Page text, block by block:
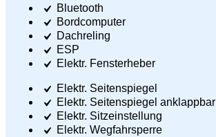
Bluetooth
Bordcomputer
Dachreling
ESP
Elektr. Fensterheber
Elektr. Seitenspiegel
Elektr. Seitenspiegel anklappbar
Elektr. Sitzeinstellung
Elektr. Wegfahrsperre